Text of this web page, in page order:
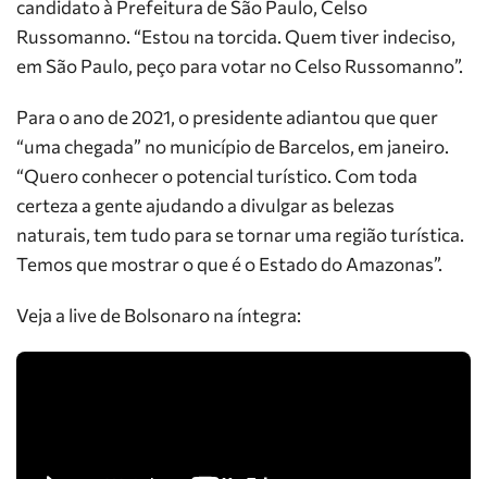
candidato à Prefeitura de São Paulo, Celso
Russomanno. “Estou na torcida. Quem tiver indeciso,
em São Paulo, peço para votar no Celso Russomanno”.
Para o ano de 2021, o presidente adiantou que quer
“uma chegada” no município de Barcelos, em janeiro.
“Quero conhecer o potencial turístico. Com toda
certeza a gente ajudando a divulgar as belezas
naturais, tem tudo para se tornar uma região turística.
Temos que mostrar o que é o Estado do Amazonas”.
Veja a live de Bolsonaro na íntegra: